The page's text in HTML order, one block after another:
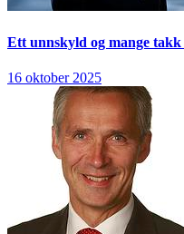
Ett unnskyld og mange takk
16 oktober 2025